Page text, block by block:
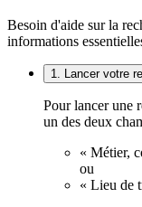
Besoin d'aide sur la
informations
1. Lancer votre
Pour lancer une
un des deux
« Métier,
ou
« Lieu de